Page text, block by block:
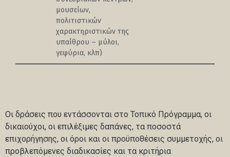
μουσείων,
πολιτιστικών
χαρακτηριστικών της
υπαίθρου – μύλοι,
γεφύρια, κλπ)
Οι δράσεις που εντάσσονται στο Τοπικό Πρόγραμμα, οι
δικαιούχοι, οι επιλέξιμες δαπάνες, τα ποσοστά
επιχορήγησης, οι όροι και οι προϋποθέσεις συμμετοχής, οι
προβλεπόμενες διαδικασίες και τα κριτήρια